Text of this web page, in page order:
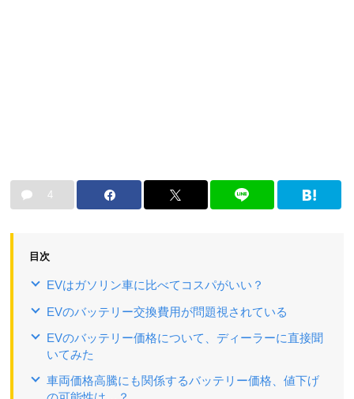
4
目次
EVはガソリン車に比べてコスパがいい？
EVのバッテリー交換費用が問題視されている
EVのバッテリー価格について、ディーラーに直接聞
いてみた
車両価格高騰にも関係するバッテリー価格、値下げ